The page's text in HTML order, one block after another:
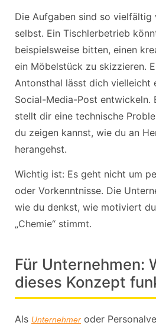
Die Aufgaben sind so vielfältig
selbst. Ein Tischlerbetrieb
beispielsweise bitten, einen
ein Möbelstück zu skizzieren.
Antonsthal lässt dich vielleicht
Social-Media-Post entwickeln.
stellt dir eine technische
du zeigen kannst, wie du an
herangehst.
Wichtig ist: Es geht nicht um
oder Vorkenntnisse. Die
wie du denkst, wie motiviert
„Chemie“ stimmt.
Für Unternehmen:
dieses Konzept
Als Unternehmer oder